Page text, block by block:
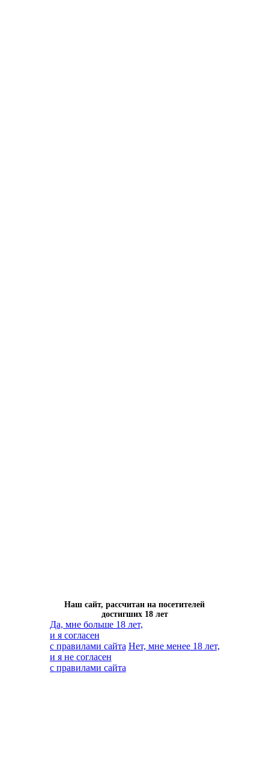
Наш сайт, рассчитан на посетителей
достигших 18 лет
Да, мне больше 18 лет,
и я согласен
с правилами сайта Нет, мне менее 18 лет,
и я не согласен
с правилами сайта